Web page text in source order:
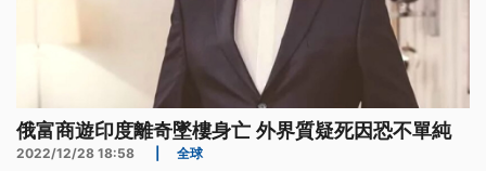
俄富商遊印度離奇墜樓身亡 外界質疑死因恐不單純
2022/12/28 18:58 全球